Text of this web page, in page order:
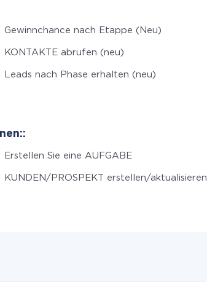
Gewinnchance nach Etappe (Neu)
KONTAKTE abrufen (neu)
Leads nach Phase erhalten (neu)
Erstellen Sie eine AUFGABE
KUNDEN/PROSPEKT erstellen/aktualisieren